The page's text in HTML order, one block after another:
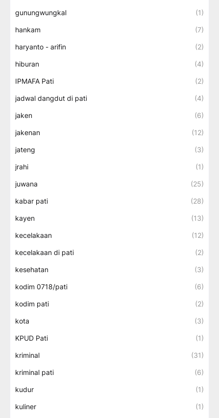
gunungwungkal (1)
hankam (7)
haryanto - arifin (2)
hiburan (4)
IPMAFA Pati (2)
jadwal dangdut di pati (4)
jaken (6)
jakenan (12)
jateng (3)
jrahi (1)
juwana (25)
kabar pati (28)
kayen (13)
kecelakaan (12)
kecelakaan di pati (2)
kesehatan (3)
kodim 0718/pati (6)
kodim pati (2)
kota (3)
KPUD Pati (1)
kriminal (31)
kriminal pati (6)
kudur (1)
kuliner (1)